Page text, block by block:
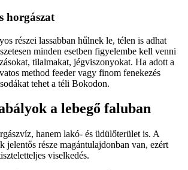
horgászat
részei lassabban hűlnek le, télen is adhat
minden esetben figyelembe kell venni
tilalmakat, jégviszonyokat. Ha adott a
method feeder vagy finom fenekezés
tehet a téli Bokodon.
a lebegő faluban
hanem lakó- és üdülőterület is. A
jelentős része magántulajdonban van, ezért
viselkedés.